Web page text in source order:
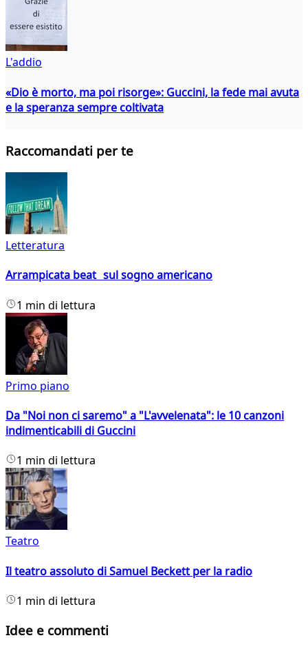
L'addio
«Dio è morto, ma poi risorge»: Guccini, la fede mai avuta
e la speranza sempre coltivata
Raccomandati per te
Letteratura
Arrampicata beat sul sogno americano
1 min di lettura
Primo piano
Da "Noi non ci saremo" a "L'avvelenata": le 10 canzoni
indimenticabili di Guccini
1 min di lettura
Teatro
Il teatro assoluto di Samuel Beckett per la radio
1 min di lettura
Idee e commenti